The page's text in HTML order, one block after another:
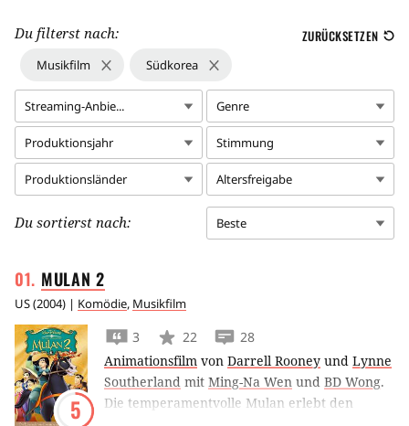
Du filterst nach: ZURÜCKSETZEN
Musikfilm Südkorea
Streaming-Anbie... Genre
Produktionsjahr Stimmung
Produktionsländer Altersfreigabe
Du sortierst nach: Beste
MULAN2
US(2004) | Komödie, Musikfilm
5
3 22
28
Animationsfilm von Darrell Rooney und Lynne
Southerland mit Ming-Na Wen und BD Wong.
Die temperamentvolle Mulan erlebt den